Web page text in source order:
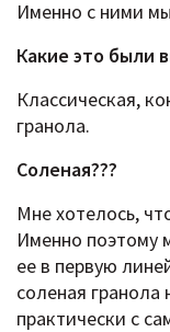
Именно с ними
Какие это были
Классическая,
гранола.
Соленая???
Мне хотелось,
Именно поэтому
ее в первую
соленая
практически с